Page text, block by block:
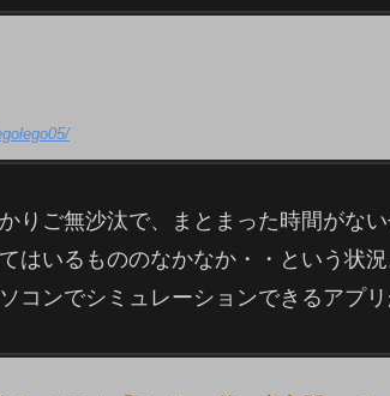
りご無沙汰で、まとまった時間がな
はいるもののなかなか・・という状
コンでシミュレーションできるアプリ